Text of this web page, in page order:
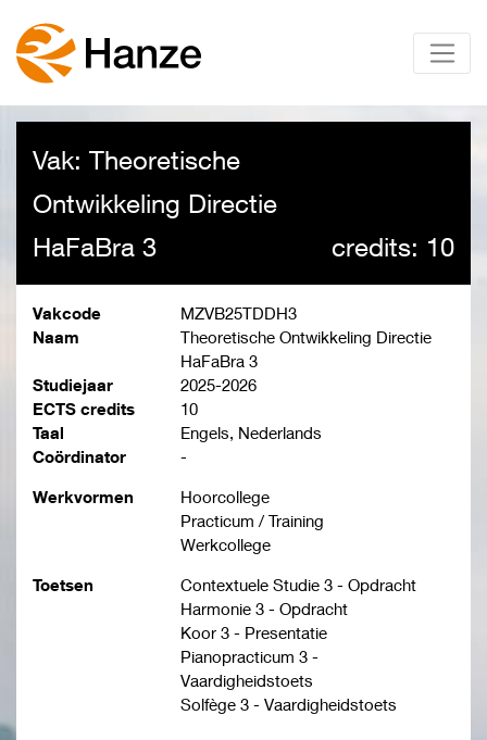
Vak: Theoretische
Ontwikkeling Directie
HaFaBra 3
credits: 10
Vakcode
MZVB25TDDH3
Naam
Theoretische Ontwikkeling Directie
HaFaBra 3
Studiejaar
2025-2026
ECTS credits
10
Taal
Engels, Nederlands
Coördinator
-
Werkvormen
Hoorcollege
Practicum / Training
Werkcollege
Toetsen
Contextuele Studie 3 - Opdracht
Harmonie 3 - Opdracht
Koor 3 - Presentatie
Pianopracticum 3 -
Vaardigheidstoets
Solfège 3 - Vaardigheidstoets